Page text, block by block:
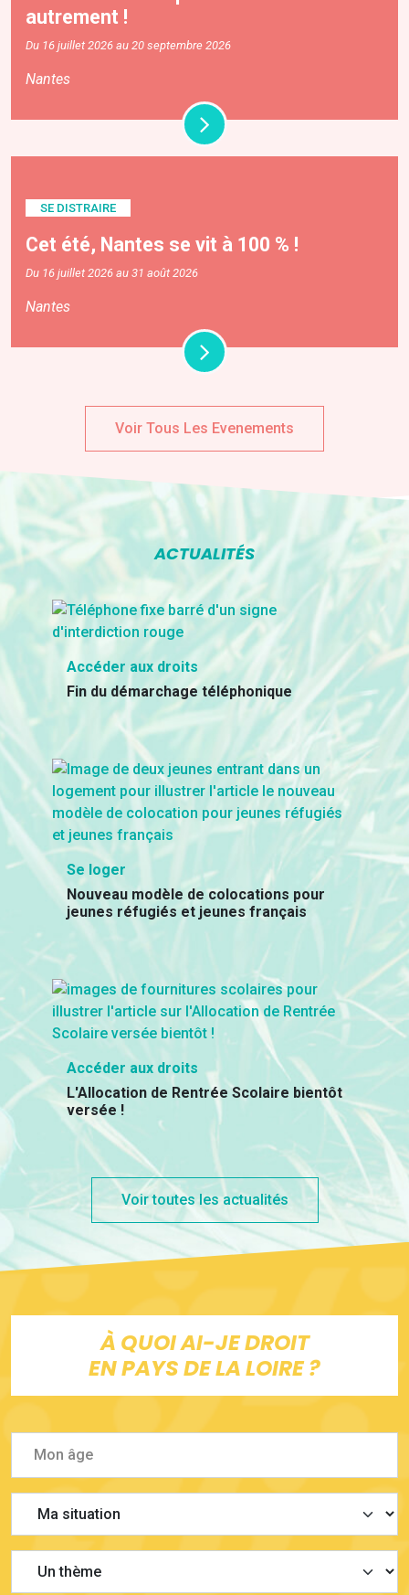
autrement !
Du 16 juillet 2026 au 20 septembre 2026
Nantes
SE DISTRAIRE
Cet été, Nantes se vit à 100 % !
Du 16 juillet 2026 au 31 août 2026
Nantes
Voir Tous Les Evenements
ACTUALITÉS
Accéder aux droits
Fin du démarchage téléphonique
Se loger
Nouveau modèle de colocations pour
jeunes réfugiés et jeunes français
Accéder aux droits
L'Allocation de Rentrée Scolaire bientôt
versée !
Voir toutes les actualités
À QUOI AI-JE DROIT
EN PAYS DE LA LOIRE ?